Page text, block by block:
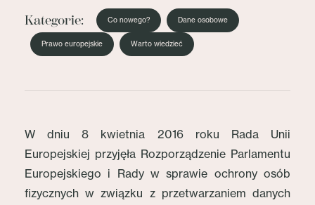
Kategorie: Co nowego? Dane osobowe
Prawo europejskie Warto wiedzieć
W dniu 8 kwietnia 2016 roku Rada Unii
Europejskiej przyjęła Rozporządzenie Parlamentu
Europejskiego i Rady w sprawie ochrony osób
fizycznych w związku z przetwarzaniem danych